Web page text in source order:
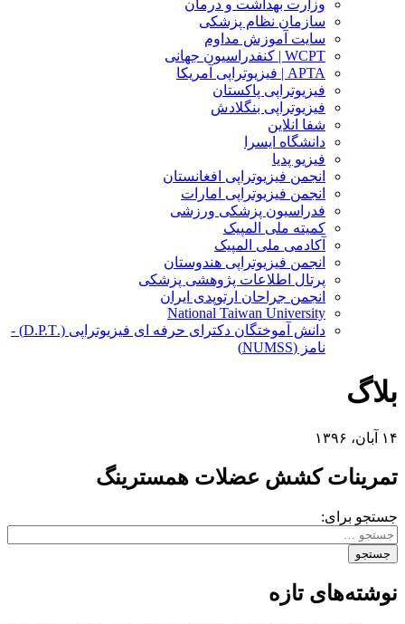
وزارت بهداشت و درمان
سازمان نظام پزشکی
سایت آموزش مداوم
WCPT | کنفدراسیون جهانی
APTA | فیزیوتراپی آمریکا
فیزیوتراپی پاکستان
فیزیوتراپی بنگلادش
شفا انلاین
دانشگاه ایسرا
فیزیو پدیا
انجمن فیزیوتراپی افغانستان
انجمن فیزیوتراپی امارات
فدراسیون پزشکی ورزشی
کمیته ملی المپیک
آکادمی ملی المپیک
انجمن فیزیوتراپی هندوستان
پرتال اطلاعات پژوهشی پزشکی
انجمن جراحان ارتوپدی ایران
National Taiwan University
دانش آموختگان دکترای حرفه ای فیزیوتراپی (.D.P.T) -
نامز (NUMSS)
بلاگ
۱۴ آبان، ۱۳۹۶
تمرینات کشش عضلات همسترینگ
جستجو برای:
نوشته‌های تازه